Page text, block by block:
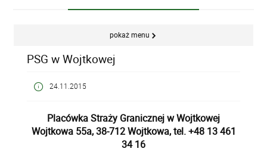
pokaż menu
PSG w Wojtkowej
24.11.2015
Placówka Straży Granicznej w Wojtkowej
Wojtkowa 55a, 38-712 Wojtkowa, tel. +48 13 461
34 16